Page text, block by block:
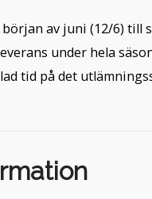
av juni (12/6)
under hela
tid på det